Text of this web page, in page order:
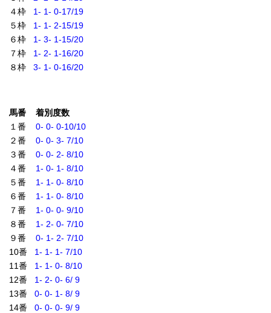
４枠 1- 1- 0-17/19
５枠 1- 1- 2-15/19
６枠 1- 3- 1-15/20
７枠 1- 2- 1-16/20
８枠 3- 1- 0-16/20
馬番 着別度数
１番 0- 0- 0-10/10
２番 0- 0- 3- 7/10
３番 0- 0- 2- 8/10
４番 1- 0- 1- 8/10
５番 1- 1- 0- 8/10
６番 1- 1- 0- 8/10
７番 1- 0- 0- 9/10
８番 1- 2- 0- 7/10
９番 0- 1- 2- 7/10
10番 1- 1- 1- 7/10
11番 1- 1- 0- 8/10
12番 1- 2- 0- 6/ 9
13番 0- 0- 1- 8/ 9
14番 0- 0- 0- 9/ 9